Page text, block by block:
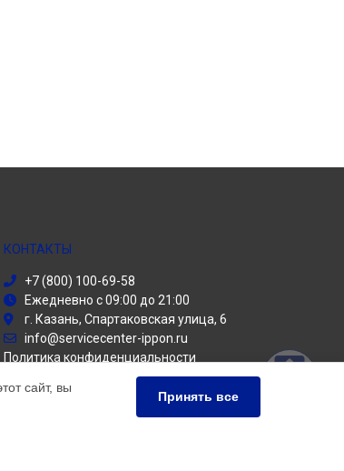
КОНТАКТЫ
+7 (800) 100-69-58
Ежедневно с 09:00 до 21:00
г. Казань, Спартаковская улица, 6
info@servicecenter-ippon.ru
Политика конфиденциальности
Способы оплаты
сайт, вы
Принять все